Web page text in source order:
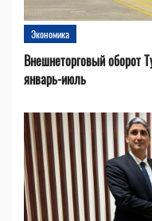
Экономика
Внешнеторговый оборот
январь-июль